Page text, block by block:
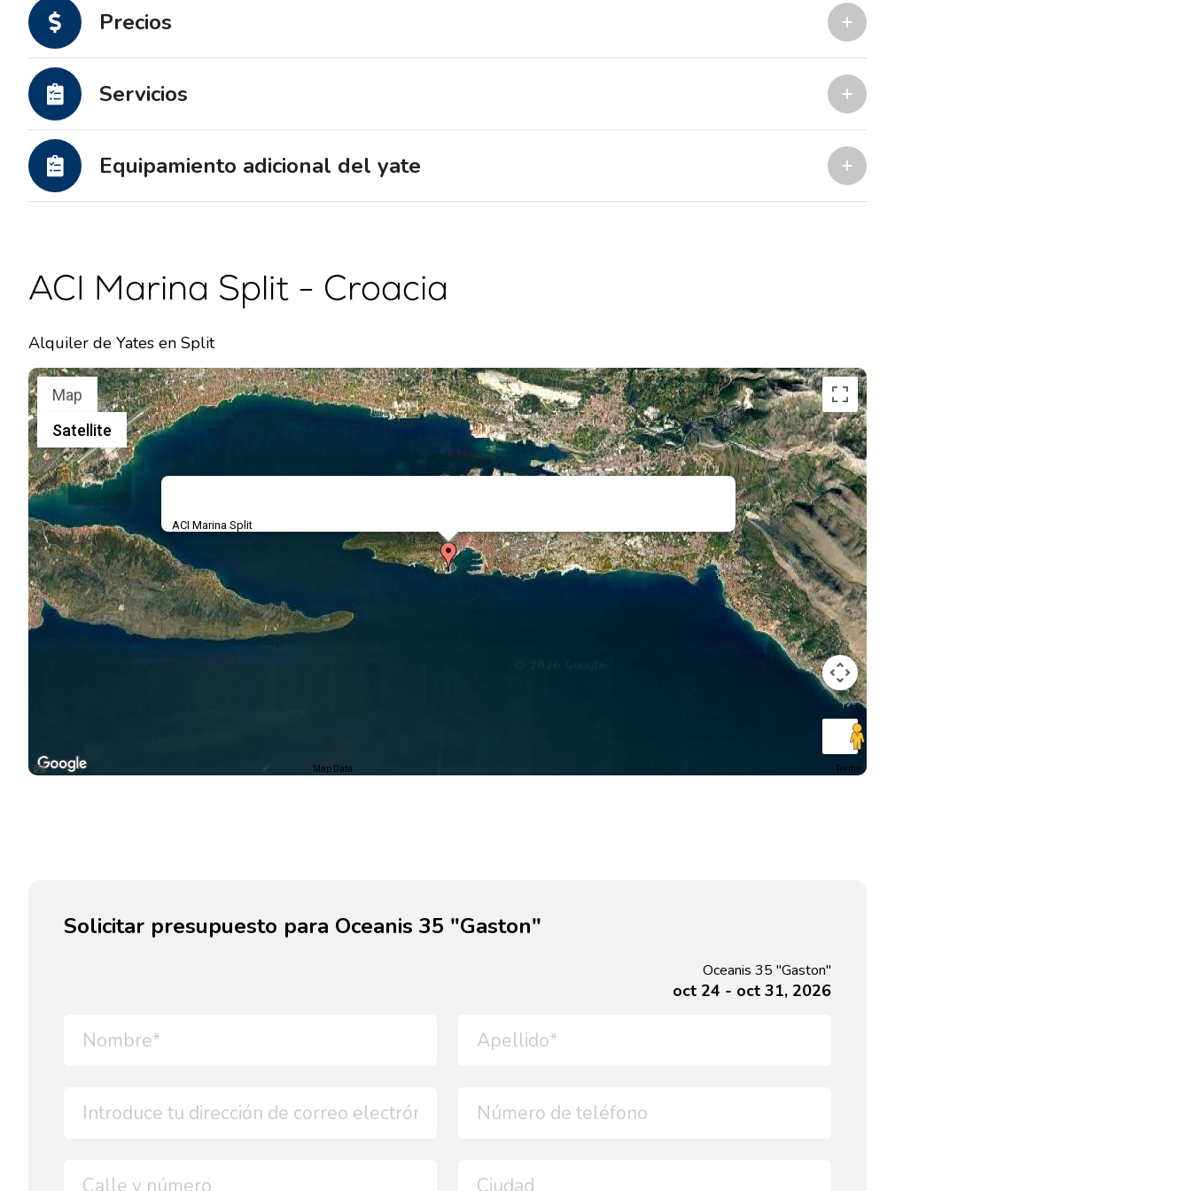
Precios
Servicios
Equipamiento adicional del yate
ACI Marina Split - Croacia
Alquiler de Yates en Split
ACI Marina Split
Map
Satellite
Map Data Terms
Solicitar presupuesto para Oceanis 35 "Gaston"
Oceanis 35 "Gaston"
oct 24 - oct 31, 2026
Valovie - Asistente de
Bali
Trogir
Región de Navegación de
ACI Marina Split
Komolac